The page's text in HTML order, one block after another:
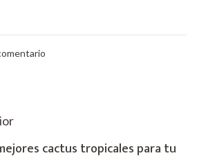
exterior:
cactus tropicales para tu